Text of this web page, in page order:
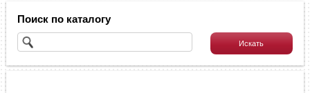
Поиск по каталогу